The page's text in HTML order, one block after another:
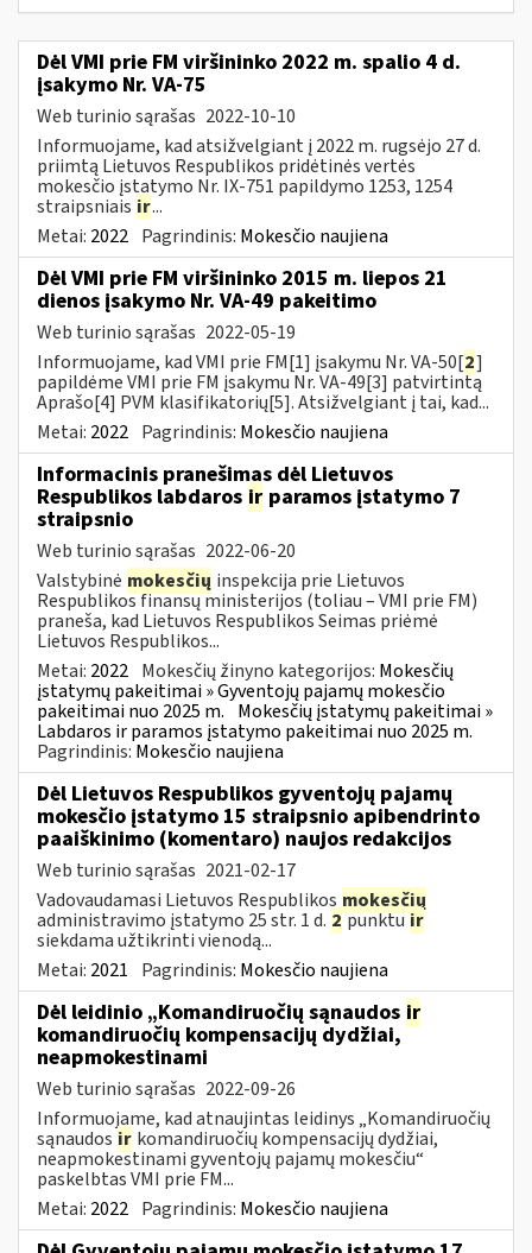
Dėl VMI prie FM viršininko 2022 m. spalio 4 d.
įsakymo Nr. VA-75
Web turinio sąrašas 2022-10-10
Informuojame, kad atsižvelgiant į 2022 m. rugsėjo 27 d.
priimtą Lietuvos Respublikos pridėtinės vertės
mokesčio įstatymo Nr. IX-751 papildymo 1253, 1254
straipsniais ir...
Metai: 2022 Pagrindinis: Mokesčio naujiena
Dėl VMI prie FM viršininko 2015 m. liepos 21
dienos įsakymo Nr. VA-49 pakeitimo
Web turinio sąrašas 2022-05-19
Informuojame, kad VMI prie FM[1] įsakymu Nr. VA-50[2]
papildėme VMI prie FM įsakymu Nr. VA-49[3] patvirtintą
Aprašo[4] PVM klasifikatorių[5]. Atsižvelgiant į tai, kad...
Metai: 2022 Pagrindinis: Mokesčio naujiena
Informacinis pranešimas dėl Lietuvos
Respublikos labdaros ir paramos įstatymo 7
straipsnio
Web turinio sąrašas 2022-06-20
Valstybinė mokesčių inspekcija prie Lietuvos
Respublikos finansų ministerijos (toliau – VMI prie FM)
praneša, kad Lietuvos Respublikos Seimas priėmė
Lietuvos Respublikos...
Metai: 2022 Mokesčių žinyno kategorijos: Mokesčių
įstatymų pakeitimai » Gyventojų pajamų mokesčio
pakeitimai nuo 2025 m. Mokesčių įstatymų pakeitimai »
Labdaros ir paramos įstatymo pakeitimai nuo 2025 m.
Pagrindinis: Mokesčio naujiena
Dėl Lietuvos Respublikos gyventojų pajamų
mokesčio įstatymo 15 straipsnio apibendrinto
paaiškinimo (komentaro) naujos redakcijos
Web turinio sąrašas 2021-02-17
Vadovaudamasi Lietuvos Respublikos mokesčių
administravimo įstatymo 25 str. 1 d. 2punktuir
siekdama užtikrinti vienodą...
Metai: 2021 Pagrindinis: Mokesčio naujiena
Dėl leidinio „Komandiruočių sąnaudos ir
komandiruočių kompensacijų dydžiai,
neapmokestinami
Web turinio sąrašas 2022-09-26
Informuojame, kad atnaujintas leidinys „Komandiruočių
sąnaudos ir komandiruočių kompensacijų dydžiai,
neapmokestinami gyventojų pajamų mokesčiu“
paskelbtas VMI prie FM...
Metai: 2022 Pagrindinis: Mokesčio naujiena